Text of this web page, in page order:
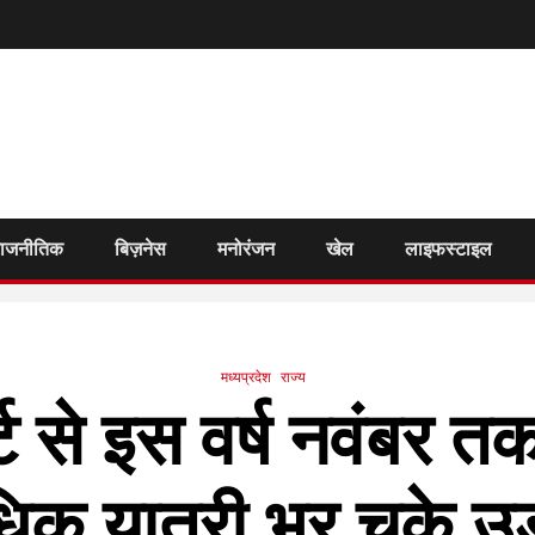
बिज़नेस मनोरंजन खेल लाइफस्टाइल
मध्यप्रदेश राज्य
से इस वर्ष नवंबर